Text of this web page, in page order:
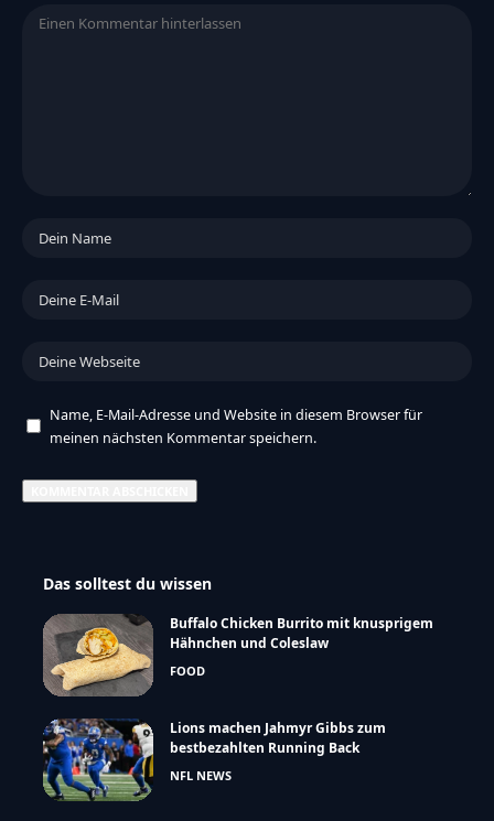
Name, E-Mail-Adresse und Website in diesem Browser für
meinen nächsten Kommentar speichern.
Das solltest du wissen
Buffalo Chicken Burrito mit knusprigem
Hähnchen und Coleslaw
FOOD
Lions machen Jahmyr Gibbs zum
bestbezahlten Running Back
NFL NEWS